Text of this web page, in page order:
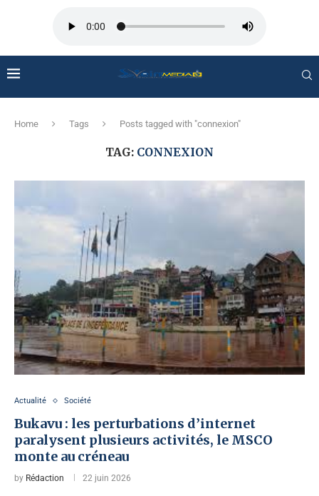
Home Tags Posts tagged with "connexion"
TAG: CONNEXION
Actualité Société
Bukavu : les perturbations d’internet
paralysent plusieurs activités, le MSCO
monte au créneau
by Rédaction 22 juin 2026